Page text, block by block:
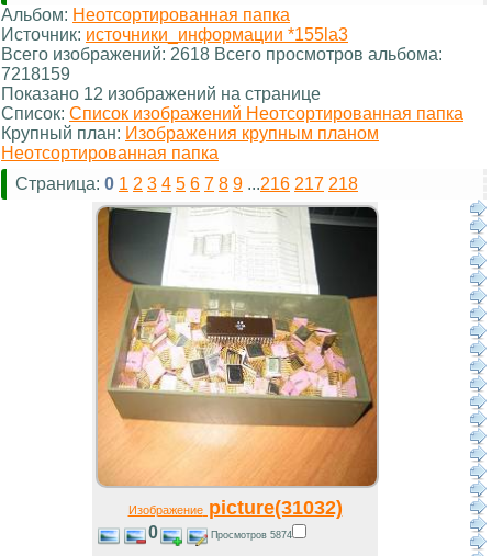
Альбом: Неотсортированная папка
Источник: источники_информации *155la3
Всего изображений: 2618 Всего просмотров альбома:
7218159
Показано 12 изображений на странице
Список: Список изображений Неотсортированная папка
Крупный план: Изображения крупным планом
Неотсортированная папка
Страница: 0 1 2 3 4 5 6 7 8 9 ...216 217 218
Изображениеpicture(31032)
0 Просмотров 5874